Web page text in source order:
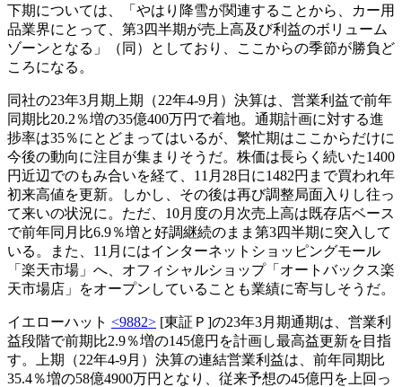
下期については、「やはり降雪が関連することから、カー用
品業界にとって、第3四半期が売上高及び利益のボリューム
ゾーンとなる」（同）としており、ここからの季節が勝負ど
ころになる。
同社の23年3月期上期（22年4-9月）決算は、営業利益で前年
同期比20.2％増の35億400万円で着地。通期計画に対する進
捗率は35％にとどまってはいるが、繁忙期はここからだけに
今後の動向に注目が集まりそうだ。株価は長らく続いた1400
円近辺でのもみ合いを経て、11月28日に1482円まで買われ年
初来高値を更新。しかし、その後は再び調整局面入りし往っ
て来いの状況に。ただ、10月度の月次売上高は既存店ベース
で前年同月比6.9％増と好調継続のまま第3四半期に突入して
いる。また、11月にはインターネットショッピングモール
「楽天市場」へ、オフィシャルショップ「オートバックス楽
天市場店」をオープンしていることも業績に寄与しそうだ。
イエローハット <9882> [東証Ｐ]の23年3月期通期は、営業利
益段階で前期比2.9％増の145億円を計画し最高益更新を目指
す。上期（22年4-9月）決算の連結営業利益は、前年同期比
35.4％増の58億4900万円となり、従来予想の45億円を上回っ